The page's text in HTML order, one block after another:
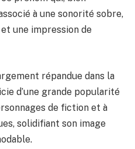
à une sonorité sobre,
une impression de
répandue dans la
d’une grande popularité
de fiction et à
solidifiant son image